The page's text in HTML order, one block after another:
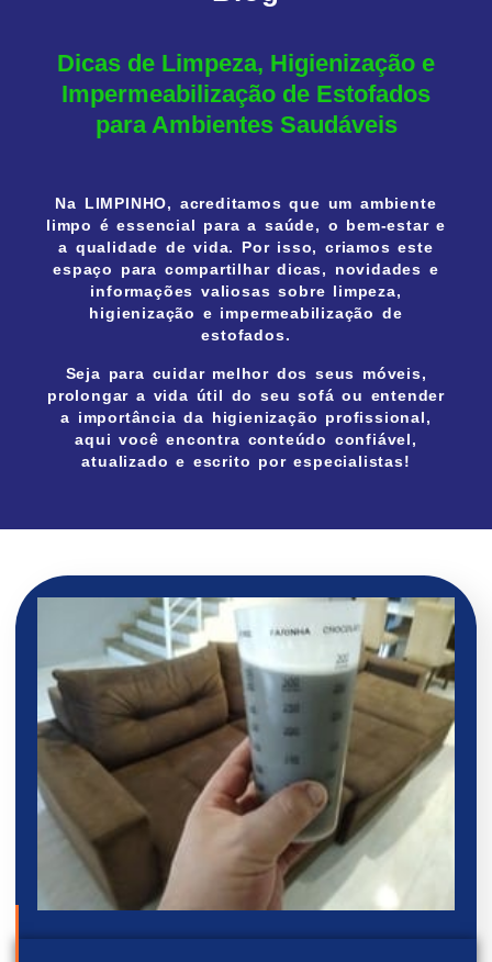
Dicas de Limpeza, Higienização e
Impermeabilização de Estofados
para Ambientes Saudáveis
Na LIMPINHO, acreditamos que um ambiente
limpo é essencial para a saúde, o bem-estar e
a qualidade de vida. Por isso, criamos este
espaço para compartilhardicas, novidades e
informações valiosas sobre limpeza,
higienização e impermeabilização de
estofados.
Seja para cuidar melhor dos seus móveis,
prolongar a vida útil do seu sofá ou entender
a importância da higienização profissional,
aqui você encontra conteúdo confiável,
atualizado e escrito por especialistas!